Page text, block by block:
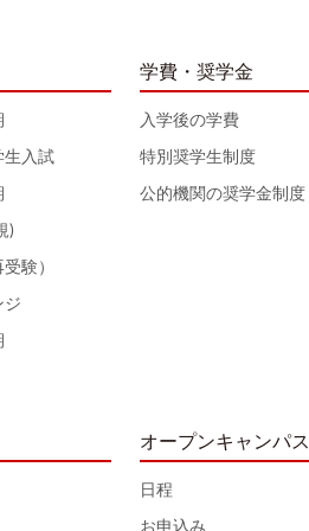
生入試
)
験）
ジ
学費・奨学金
入学後の学費
特別奨学生制度
公的機関の奨学金制度
オープンキャンパス
日程
お申込み